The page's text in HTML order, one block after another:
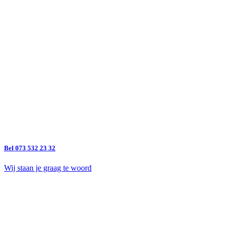
Bel 073 532 23 32
Wij staan je graag te woord